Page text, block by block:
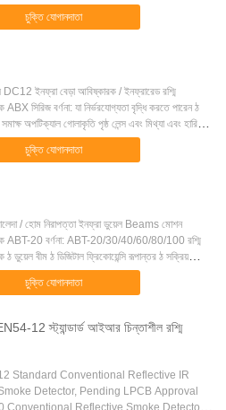
স...
চুক্তি যোগানদাতা
DC12 ইনফ্রা বেড়া আবিষ্কারক / ইনফ্রারেড রশ্মি
ABX সিরিজ বর্ণনা: যা নির্ভরযোগ্যতা বৃদ্ধি করতে পারেন ঠ
অপটিক্যাল গোলাকৃতি পৃষ্ঠ লেন্স এবং মিথ্যা এবং হারিয়ে
ঠ ডি...
চুক্তি যোগানদাতা
/ হোম নিরাপত্তা ইনফ্রা ডুয়েল Beams মোশন
ABT-20 বর্ণনা: ABT-20/30/40/60/80/100 রশ্মি
ঠ ডুয়েল বীম ঠ ডিজিটাল ফ্রিকোয়েন্সি রূপান্তর ঠ সক্রিয়
ডিটেক্টর ঠ ডুয়েল একযোগ...
চুক্তি যোগানদাতা
12 স্ট্যান্ডার্ড আইআর চিন্তাশীল রশ্মি
Standard Conventional Reflective IR
Detector, Pending LPCB Approval
Conventional Reflective Smoke Detector